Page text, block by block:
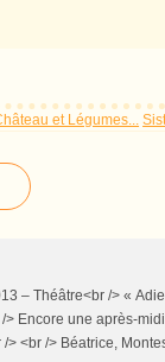
et Légumes...
– Théâtre<br /> «
Encore une après-
<br /> Béatrice,